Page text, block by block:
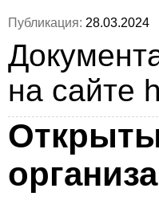
Публикация: 28.03.2024
на сайте